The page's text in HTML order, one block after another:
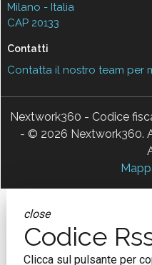
Milano - Italia
CAP 20133
Contatti
Contatta il nostro team per
Nextwork360 - Codice
- © 2026 Nextwork360.
close
Codice
Clicca sul pulsante per